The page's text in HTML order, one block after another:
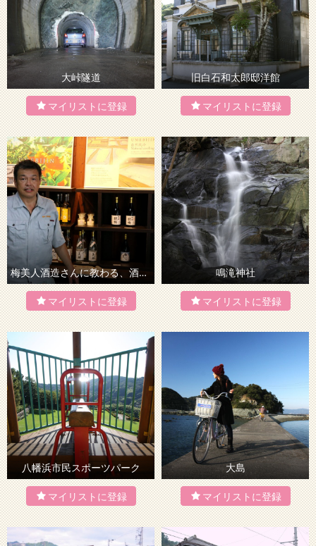
大峠隧道 旧白石和太郎邸洋館
梅美人酒造さんに教わる、酒蔵体験 鳴滝神社
八幡浜市民スポーツパーク 大島